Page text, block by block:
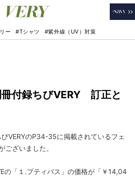
ー #Tシャツ #紫外線（UV）対策
冊付録ちびVERY 訂正と
VERYのP34-35に掲載されているフェ
ございました。
「１.プティバス」の価格が「￥14,04